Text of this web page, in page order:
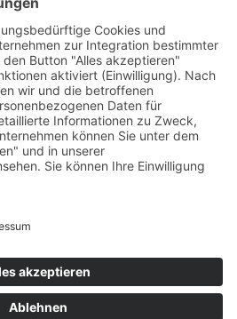
ist wieder im Angebot
Geschenk zu Weihnachten